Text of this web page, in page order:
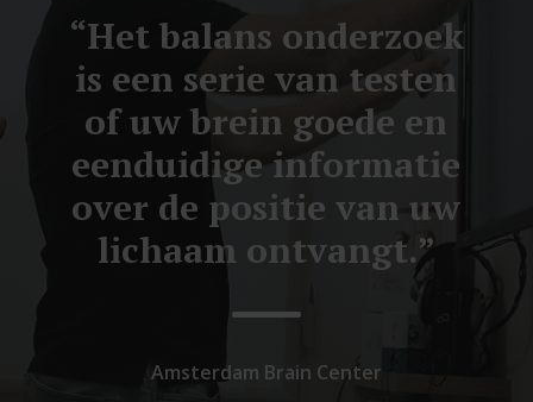
“Het balans onderzoek
is een serie van testen
of uw brein goede en
eenduidige informatie
over de positie van uw
lichaam ontvangt.”
Amsterdam Brain Center